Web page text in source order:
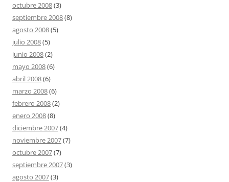
octubre 2008(3)
septiembre 2008(8)
agosto 2008(5)
julio 2008(5)
junio 2008(2)
mayo 2008(6)
abril 2008(6)
marzo 2008(6)
febrero 2008(2)
enero 2008(8)
diciembre 2007(4)
noviembre 2007(7)
octubre 2007(7)
septiembre 2007(3)
agosto 2007(3)